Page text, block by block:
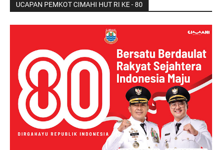
UCAPAN PEMKOT CIMAHI HUT RI KE - 80